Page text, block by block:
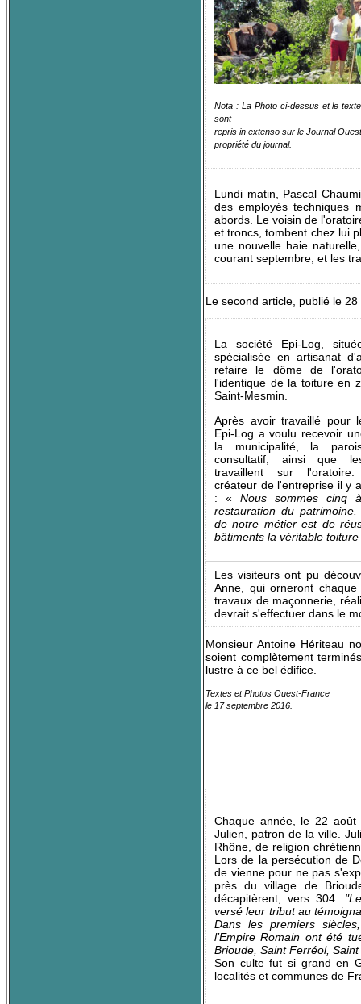
Nota : La Photo ci-dessus et le
sont
repris in extenso sur le Journal
propriété du journal.
Lundi matin, Pascal
des employés techniques
abords. Le voisin de
et troncs, tombent chez lui
une nouvelle haie
courant septembre, et les
Le second article, publié le
La société Epi-Log,
spécialisée en artisanat
refaire le dôme de
l'identique de la toiture en
Saint-Mesmin.
Après avoir travaillé pour
Epi-Log a voulu recevoir
la municipalité, la
consultatif, ainsi que
travaillent sur
créateur de l'entreprise il y
: « Nous sommes cinq
restauration du
de notre métier est de
bâtiments la véritable
Les visiteurs ont pu
Anne, qui orneront
travaux de maçonnerie,
devrait s'effectuer dans le
Monsieur Antoine Hériteau
soient complètement
lustre à ce bel édifice.
Textes et Photos Ouest-France
le 17 septembre 2016.
Chaque année, le 22
Julien, patron de la ville.
Rhône, de religion
Lors de la persécution de
de vienne pour ne pas
près du village de
décapitèrent, vers 304.
versé leur tribut au
Dans les premiers
l’Empire Romain ont été
Brioude, Saint Ferréol,
Son culte fut si grand en
localités et communes de